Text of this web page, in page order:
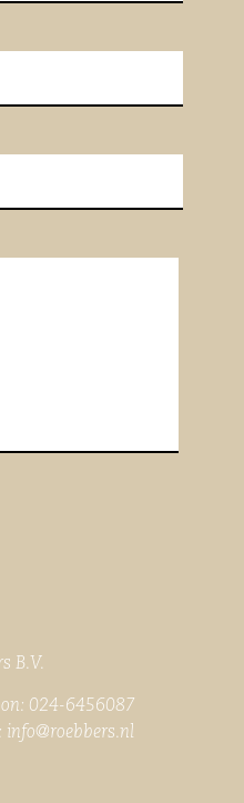
B.V.
024-6456087
info@roebbers.nl